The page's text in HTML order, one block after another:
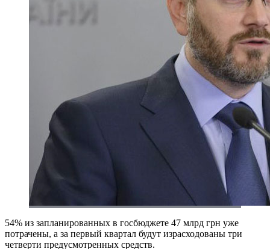
54% из запланированных в госбюджете 47 млрд грн уже
потрачены, а за первый квартал будут израсходованы три
четверти предусмотренных средств.